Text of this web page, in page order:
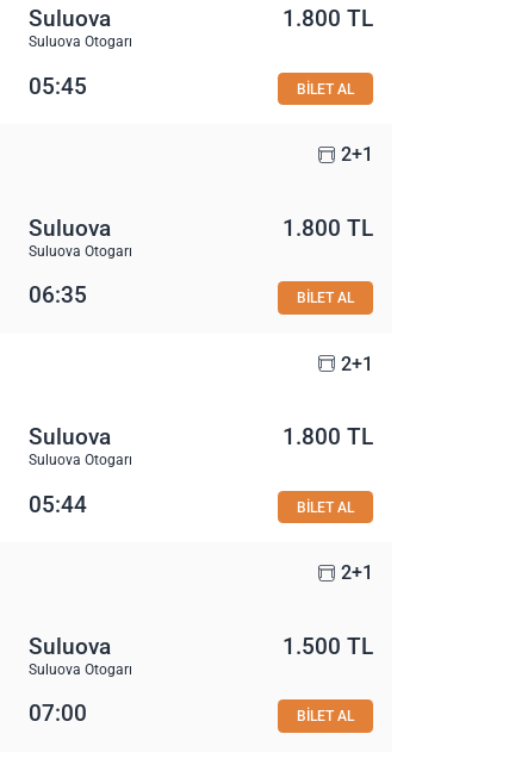
Suluova
Suluova Otogarı
1.800 TL
05:45 BİLET AL
2+1
Suluova
Suluova Otogarı
1.800 TL
06:35 BİLET AL
2+1
Suluova
Suluova Otogarı
1.800 TL
05:44 BİLET AL
2+1
Suluova
Suluova Otogarı
1.500 TL
07:00 BİLET AL